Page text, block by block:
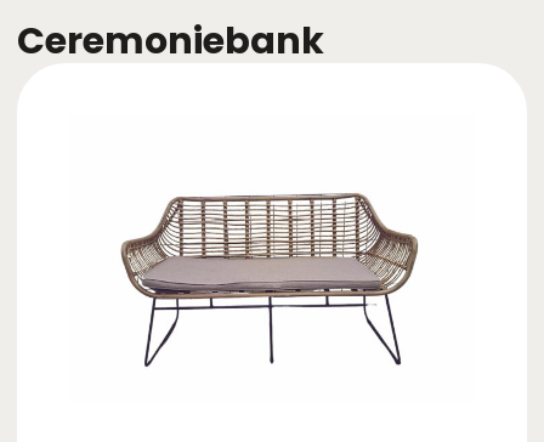
Ceremoniebank